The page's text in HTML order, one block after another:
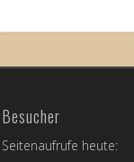
Besucher
Seitenaufrufe heute: